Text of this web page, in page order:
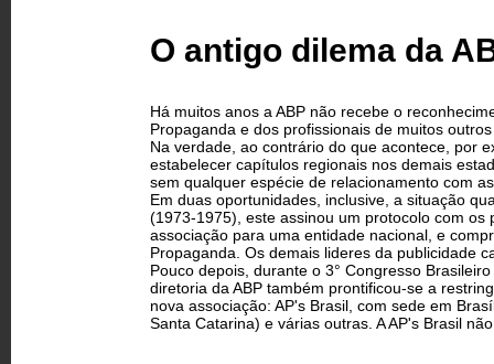
O antigo dilema da
Há muitos anos a ABP não recebe o
Propaganda e dos profissionais de muitos
Na verdade, ao contrário do que acontece, por
estabelecer capítulos regionais nos demais
sem qualquer espécie de relacionamento com
Em duas oportunidades, inclusive, a situação
(1973-1975), este assinou um protocolo com
associação para uma entidade nacional, e
Propaganda. Os demais lideres da publicidade
Pouco depois, durante o 3° Congresso
diretoria da ABP também prontificou-se a
nova associação: AP's Brasil, com sede em
Santa Catarina) e várias outras. A AP's Brasil